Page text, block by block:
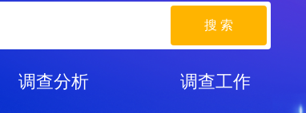
搜 索
调查分析 调查工作